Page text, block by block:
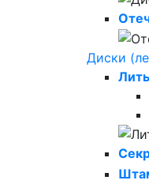
Диски